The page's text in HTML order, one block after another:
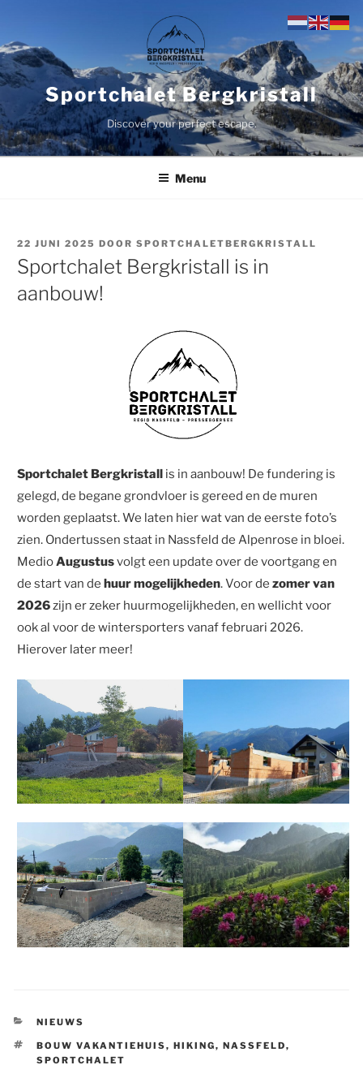
de
inhoud
Sportchalet Bergkristall
Discover your perfect escape.
Menu
GEPLAATST
OP
22 JUNI 2025 DOORSPORTCHALETBERGKRISTALL
Sportchalet Bergkristall is in
aanbouw!
Sportchalet Bergkristall is in aanbouw! De fundering is
gelegd, de begane grondvloer is gereed en de muren
worden geplaatst. We laten hier wat van de eerste foto’s
zien. Ondertussen staat in Nassfeld de Alpenrose in bloei.
MedioAugustusvolgt een update over de voortgang en
de start van dehuur mogelijkheden. Voor dezomer van
2026zijn er zeker huurmogelijkheden, en wellicht voor
ook al voor de wintersporters vanaf februari 2026.
Hierover later meer!
CATEGORIEËN
NIEUWS
TAGS
BOUW VAKANTIEHUIS, HIKING, NASSFELD,
SPORTCHALET